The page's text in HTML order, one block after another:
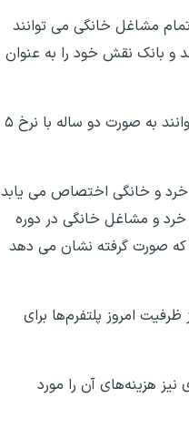
مشاغل خانگی می توانند
و بانک نقش خود را به عنوان
وی خاطرنشان کرد: اقدام دیگر این است که تمام مشاغل خانگی، تولیدکنندگان بخشهای خدماتی و پلتفرم ها می توانند به صورت دو ساله با نرخ ۵
تسهیلات سالانه بانک به مشاغل خرد و خانگی اختصاص می یابد
خرد و مشاغل خانگی در دوره
که صورت گرفته نشان می دهد
امروز پلتفرم‌ها برای
هزینه‌های آن را مورد